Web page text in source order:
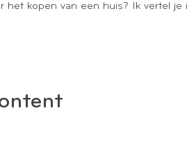
het kopen van een huis? Ik vertel